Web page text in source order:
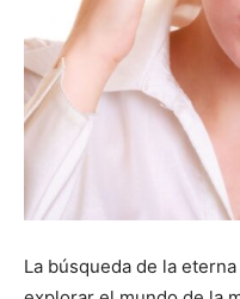
La búsqueda de la